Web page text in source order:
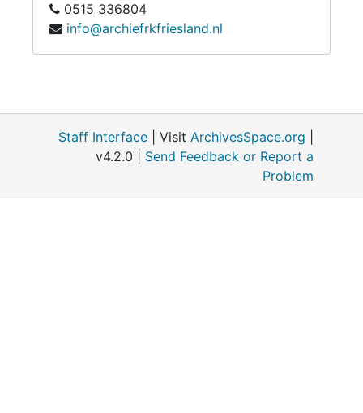
0515 336804
info@archiefrkfriesland.nl
Staff Interface | Visit ArchivesSpace.org
v4.2.0 | Send Feedback or Report a
Problem